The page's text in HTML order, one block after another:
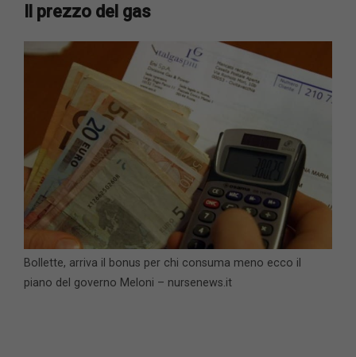
Il prezzo del gas
Bollette, arriva il bonus per chi consuma meno ecco il
piano del governo Meloni – nursenews.it